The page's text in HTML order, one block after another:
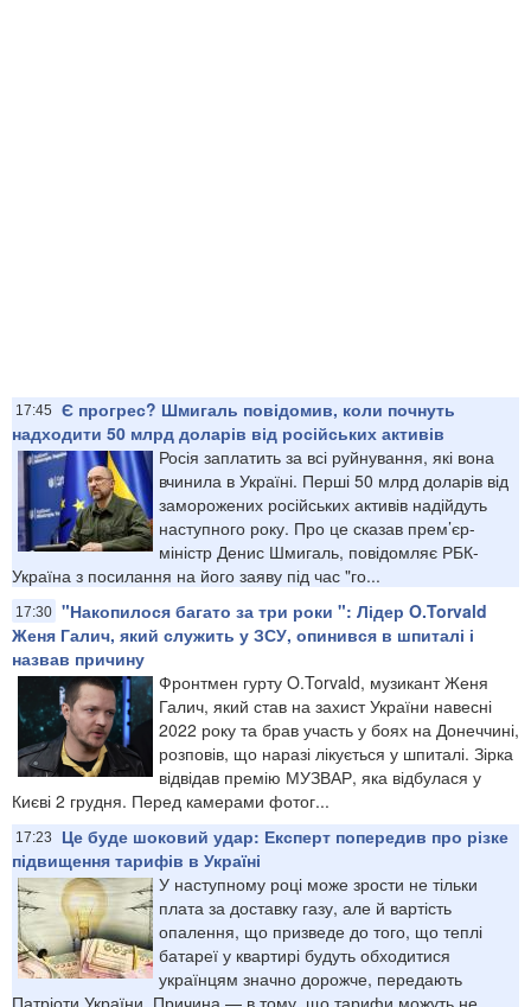
17:45
Є прогрес? Шмигаль повідомив, коли почнуть
надходити 50 млрд доларів від російських активів
Росія заплатить за всі руйнування, які вона
вчинила в Україні. Перші 50 млрд доларів від
заморожених російських активів надійдуть
наступного року. Про це сказав прем’єр-
міністр Денис Шмигаль, повідомляє РБК-
Україна з посилання на його заяву під час "го...
17:30 "Накопилося багато за три роки ": Лідер O.Torvald
Женя Галич, який служить у ЗСУ, опинився в шпиталі і
назвав причину
Фронтмен гурту O.Torvald, музикант Женя
Галич, який став на захист України навесні
2022 року та брав участь у боях на Донеччині,
розповів, що наразі лікується у шпиталі. Зірка
відвідав премію МУЗВАР, яка відбулася у
Києві 2 грудня. Перед камерами фотог...
17:23
Це буде шоковий удар: Експерт попередив про різке
підвищення тарифів в Україні
У наступному році може зрости не тільки
плата за доставку газу, але й вартість
опалення, що призведе до того, що теплі
батареї у квартирі будуть обходитися
українцям значно дорожче, передають
Патріоти України. Причина — в тому, що тарифи можуть не